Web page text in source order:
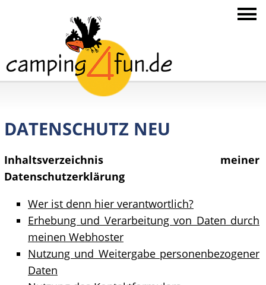
DATENSCHUTZ NEU
Inhaltsverzeichnis meiner
Datenschutzerklärung
Wer ist denn hier verantwortlich?
Erhebung und Verarbeitung von Daten durch
meinen Webhoster
Nutzung und Weitergabe personenbezogener
Daten